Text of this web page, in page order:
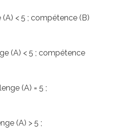
< 5 ; compétence (B)
(A) < 5 ; compétence
(A) = 5 ;
(A) > 5 ;